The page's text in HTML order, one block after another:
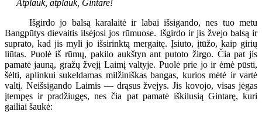
Atplauk, atplauk, Gintare!
Išgirdo jo balsą karalaitė ir labai išsigando, nes tuo metu
Bangpūtys dievaitis ilsėjosi jos rūmuose. Išgirdo ir jis žvejo balsą ir
suprato, kad jis myli jo išsirinktą mergaitę. Įsiuto, įtūžo, kaip girių
liūtas. Puolė iš rūmų, pakilo aukštyn ant putoto žirgo. Čia pat jis
pamatė jauną, gražų žvejį Laimį valtyje. Puolė prie jo ir ėmė pūsti,
šėlti, aplinkui sukeldamas milžiniškas bangas, kurios mėtė ir vartė
valtį. Neišsigando Laimis — drąsus žvejys. Jis kovojo, visas jėgas
įtempęs ir pradžiugęs, nes čia pat pamatė iškilusią Gintarę, kuri
gailiai šaukė: